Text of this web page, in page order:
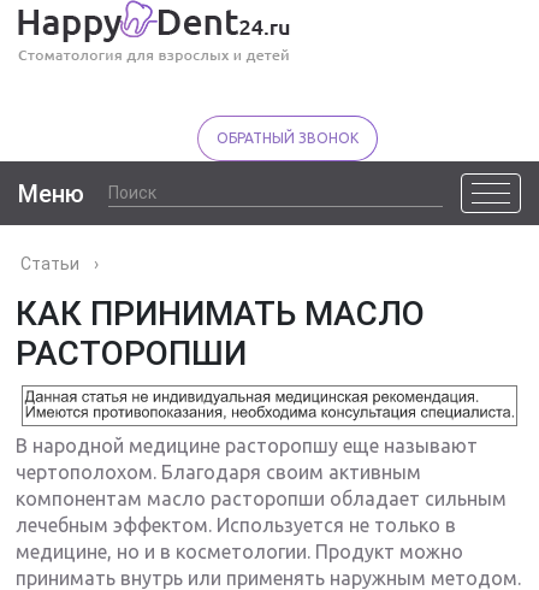
ОБРАТНЫЙ ЗВОНОК
Меню
Статьи ›
КАК ПРИНИМАТЬ МАСЛО
РАСТОРОПШИ
В народной медицине расторопшу еще называют
чертополохом. Благодаря своим активным
компонентам масло расторопши обладает сильным
лечебным эффектом. Используется не только в
медицине, но и в косметологии. Продукт можно
принимать внутрь или применять наружным методом.